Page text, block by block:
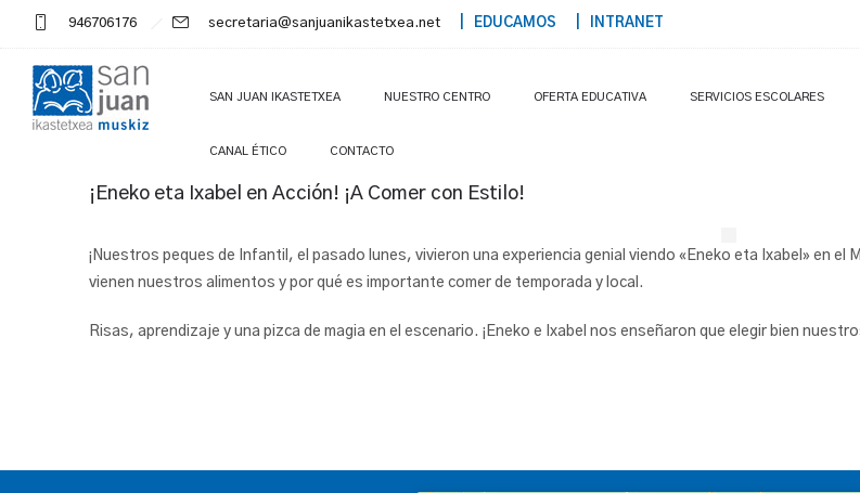
946706176 secretaria@sanjuanikastetxea.net | EDUCAMOS | INTRANET
SAN JUAN IKASTETXEA NUESTRO CENTRO OFERTA EDUCATIVA SERVICIOS ESCOLARES
CANAL ÉTICO CONTACTO
¡Eneko eta Ixabel en Acción! ¡A Comer con Estilo!
¡Nuestros peques de Infantil, el pasado lunes, vivieron una experiencia genial viendo «Eneko eta Ixabel» en
vienen nuestros alimentos y por qué es importante comer de temporada y local.
Risas, aprendizaje y una pizca de magia en el escenario. ¡Eneko e Ixabel nos enseñaron que elegir bien